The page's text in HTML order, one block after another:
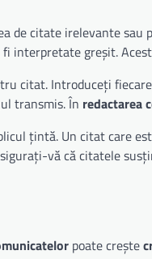
de citate irelevante
interpretate greșit.
citat. Introduceți
transmis. În redactarea
țintă. Un citat care
vă că citatele
poate crește